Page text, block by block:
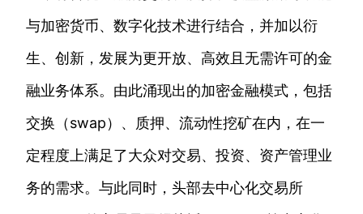
与加密货币、数字化技术进行结合，并加以衍
生、创新，发展为更开放、高效且无需许可的金
融业务体系。由此涌现出的加密金融模式，包括
交换（swap）、质押、流动性挖矿在内，在一
定程度上满足了大众对交易、投资、资产管理业
务的需求。与此同时，头部去中心化交易所